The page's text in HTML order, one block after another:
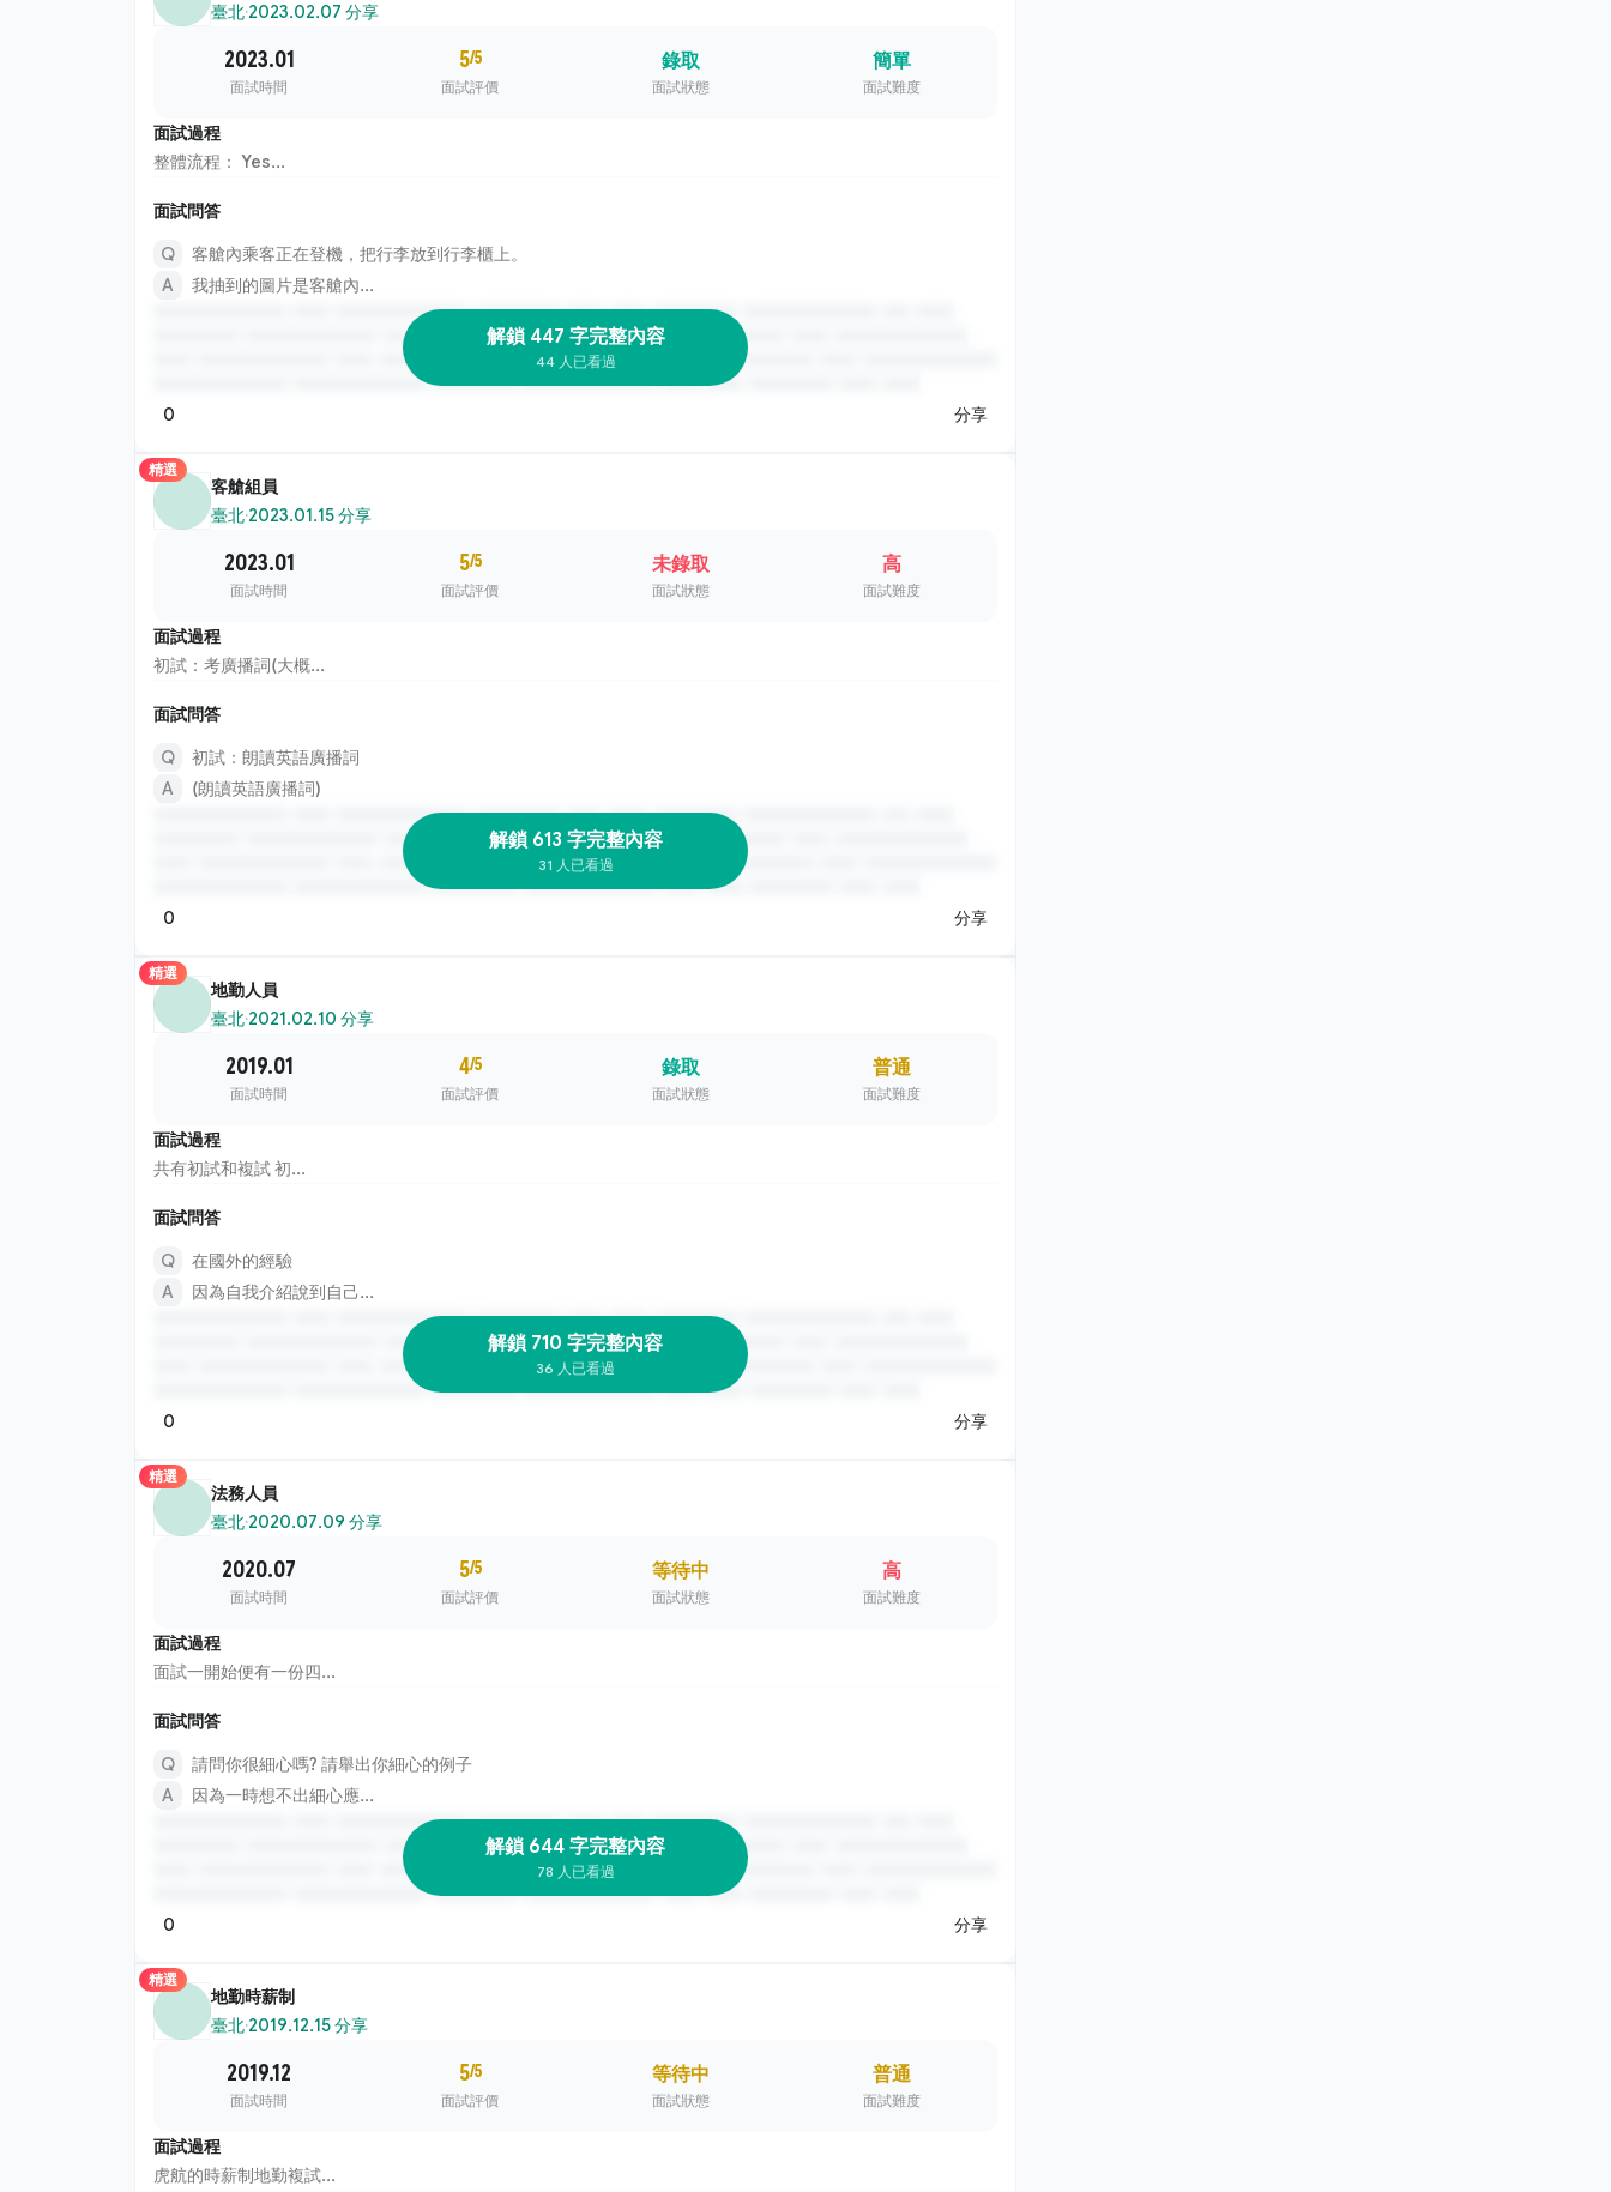
臺北·2023.02.07 分享
2023.01
面試時間
5/5
面試評價
錄取
面試狀態
簡單
面試難度
面試過程
整體流程： Yes...
面試問答
客艙內乘客正在登機，把行李放到行李櫃上。
我抽到的圖片是客艙內...
解鎖 447 字完整內容
44 人已看過
0 分享
精選
客艙組員
臺北·2023.01.15 分享
2023.01
面試時間
5/5
面試評價
未錄取
面試狀態
高
面試難度
面試過程
初試：考廣播詞(大概...
面試問答
初試：朗讀英語廣播詞
(朗讀英語廣播詞)
解鎖 613 字完整內容
31 人已看過
0 分享
精選
地勤人員
臺北·2021.02.10 分享
2019.01
面試時間
4/5
面試評價
錄取
面試狀態
普通
面試難度
面試過程
共有初試和複試 初...
面試問答
在國外的經驗
因為自我介紹說到自己...
解鎖 710 字完整內容
36 人已看過
0 分享
精選
法務人員
臺北·2020.07.09 分享
2020.07
面試時間
5/5
面試評價
等待中
面試狀態
高
面試難度
面試過程
面試一開始便有一份四...
面試問答
請問你很細心嗎? 請舉出你細心的例子
因為一時想不出細心應...
解鎖 644 字完整內容
78 人已看過
0 分享
精選
地勤時薪制
臺北·2019.12.15 分享
2019.12
面試時間
5/5
面試評價
等待中
面試狀態
普通
面試難度
面試過程
虎航的時薪制地勤複試...